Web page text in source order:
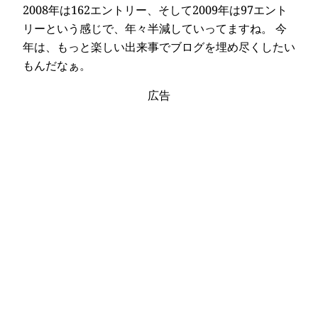
2008年は162エントリー、そして2009年は97エント
リーという感じで、年々半減していってますね。 今
年は、もっと楽しい出来事でブログを埋め尽くしたい
もんだなぁ。
広告